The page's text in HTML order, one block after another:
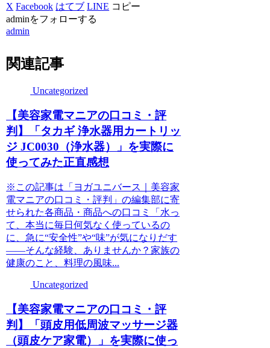
X Facebook はてブ LINE コピー
adminをフォローする
admin
関連記事
Uncategorized
【美容家電マニアの口コミ・評
判】「タカギ 浄水器用カートリッ
ジ JC0030（浄水器）」を実際に
使ってみた正直感想
※この記事は「ヨガユニバース｜美容家
電マニアの口コミ・評判」の編集部に寄
せられた各商品・商品への口コミ「水っ
て、本当に毎日何気なく使っているの
に、急に“安全性”や“味”が気になりだす
――そんな経験、ありませんか？家族の
健康のこと、料理の風味...
Uncategorized
【美容家電マニアの口コミ・評
判】「頭皮用低周波マッサージ器
（頭皮ケア家電）」を実際に使っ